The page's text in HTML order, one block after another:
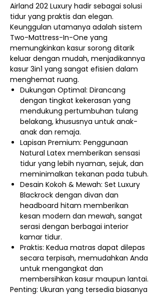
Airland 202 Luxury hadir sebagai solusi
tidur yang praktis dan elegan.
Keunggulan utamanya adalah sistem
Two-Mattress-In-One yang
memungkinkan kasur sorong ditarik
keluar dengan mudah, menjadikannya
kasur 3in1 yang sangat efisien dalam
menghemat ruang.
Dukungan Optimal: Dirancang
dengan tingkat kekerasan yang
mendukung pertumbuhan tulang
belakang, khususnya untuk anak-
anak dan remaja.
Lapisan Premium: Penggunaan
Natural Latex memberikan sensasi
tidur yang lebih nyaman, sejuk, dan
meminimalkan tekanan pada tubuh.
Desain Kokoh & Mewah: Set Luxury
Blackrock dengan divan dan
headboard hitam memberikan
kesan modern dan mewah, sangat
serasi dengan berbagai interior
kamar tidur.
Praktis: Kedua matras dapat dilepas
secara terpisah, memudahkan Anda
untuk mengangkat dan
membersihkan kasur maupun lantai.
Penting: Ukuran yang tersedia biasanya